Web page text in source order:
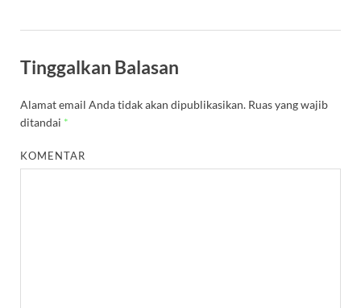
Tinggalkan Balasan
Alamat email Anda tidak akan dipublikasikan. Ruas yang wajib
ditandai *
KOMENTAR